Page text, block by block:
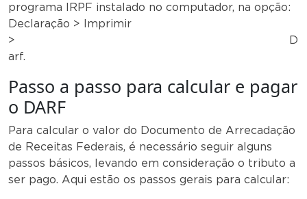
programa IRPF instalado no computador, na opção:
Declaração > Imprimir
> D
arf.
Passo a passo para calcular e pagar
o DARF
Para calcular o valor do Documento de Arrecadação
de Receitas Federais, é necessário seguir alguns
passos básicos, levando em consideração o tributo a
ser pago. Aqui estão os passos gerais para calcular: